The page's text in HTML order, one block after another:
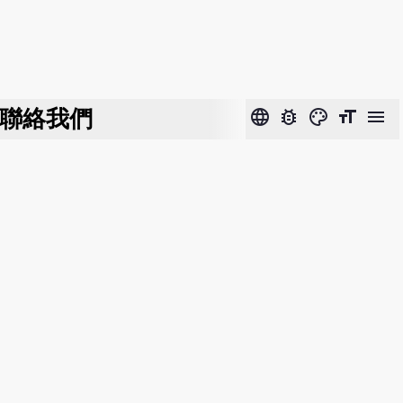
絡我們 language bug_report color_lens format_size menu